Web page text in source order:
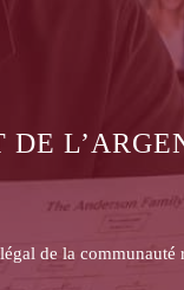
le contrat, la